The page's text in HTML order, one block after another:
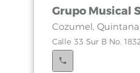
Grupo Musical
Cozumel,
Calle 33 Sur B No.